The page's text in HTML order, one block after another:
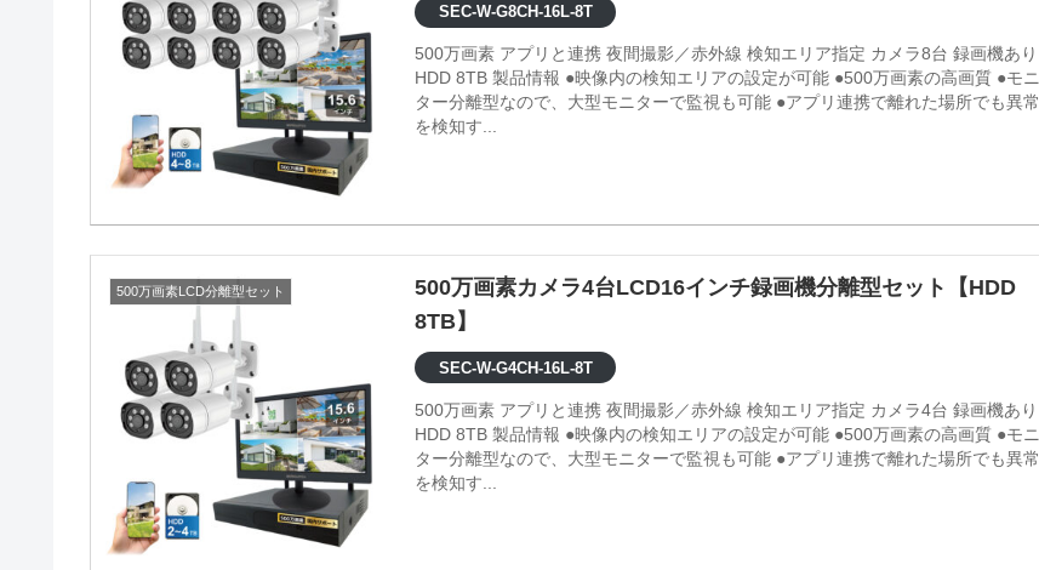
SEC-W-G8CH-16L-8T
500万画素 アプリと連携 夜間撮影／赤外線 検知エリア指定 カメラ8台 録画機あり
HDD 8TB 製品情報 ●映像内の検知エリアの設定が可能 ●500万画素の高画質 ●モニ
ター分離型なので、大型モニターで監視も可能 ●アプリ連携で離れた場所でも異常
を検知す...
500万画素LCD分離型セット
500万画素カメラ4台LCD16インチ録画機分離型セット【HDD
8TB】
SEC-W-G4CH-16L-8T
500万画素 アプリと連携 夜間撮影／赤外線 検知エリア指定 カメラ4台 録画機あり
HDD 8TB 製品情報 ●映像内の検知エリアの設定が可能 ●500万画素の高画質 ●モニ
ター分離型なので、大型モニターで監視も可能 ●アプリ連携で離れた場所でも異常
を検知す...